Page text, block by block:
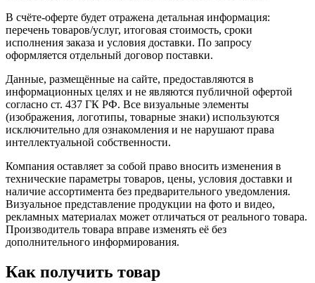
В счёте-оферте будет отражена детальная информация:
перечень товаров/услуг, итоговая стоимость, сроки
исполнения заказа и условия доставки. По запросу
оформляется отдельный договор поставки.
Данные, размещённые на сайте, предоставляются в
информационных целях и не являются публичной офертой
согласно ст. 437 ГК РФ. Все визуальные элементы
(изображения, логотипы, товарные знаки) используются
исключительно для ознакомления и не нарушают права
интеллектуальной собственности.
Компания оставляет за собой право вносить изменения в
технические параметры товаров, цены, условия доставки и
наличие ассортимента без предварительного уведомления.
Визуальное представление продукции на фото и видео,
рекламных материалах может отличаться от реального товара.
Производитель товара вправе изменять её без
дополнительного информирования.
Как получить товар